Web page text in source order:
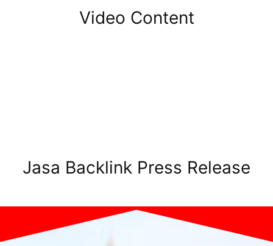
Video Content
Jasa Backlink Press Release